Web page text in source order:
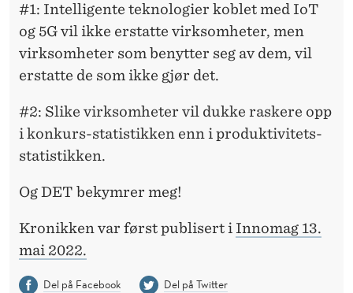
#1: Intelligente teknologier koblet med IoT
og 5G vil ikke erstatte virksomheter, men
virksomheter som benytter seg av dem, vil
erstatte de som ikke gjør det.
#2: Slike virksomheter vil dukke raskere opp
i konkurs-statistikken enn i produktivitets-
statistikken.
Og DET bekymrer meg!
Kronikken var først publisert i Innomag 13.
mai 2022.
Del på Facebook
Del på Twitter